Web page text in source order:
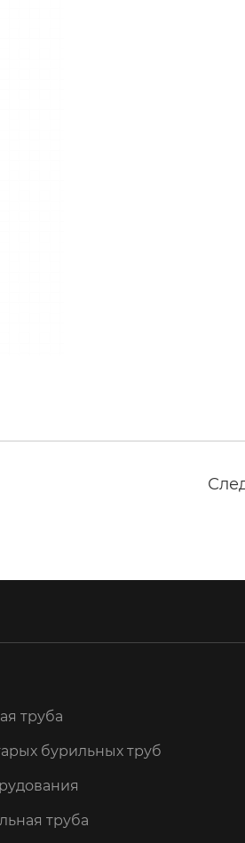
труба
бурильных труб
труба